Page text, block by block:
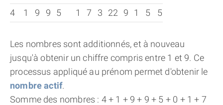
4
1 9 9 5 1 7 3 22 9 1 5 5
Les nombres sont additionnés, et à nouveau
jusqu'à obtenir un chiffre compris entre 1 et 9. Ce
processus appliqué au prénom permet d'obtenir le
nombre actif.
Somme des nombres : 4 + 1 + 9 + 9 + 5 + 0 + 1 + 7